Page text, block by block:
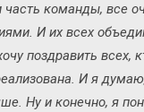
часть команды, все
И их всех
поздравить всех,
И я
Ну и конечно, я